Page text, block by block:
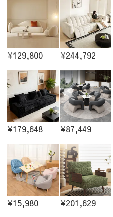
¥129,800 ¥244,792
¥179,648 ¥87,449
¥15,980 ¥201,629